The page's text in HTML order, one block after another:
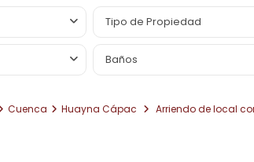
Tipo de Propiedad
Baños
Cuenca Huayna Cápac Arriendo de local